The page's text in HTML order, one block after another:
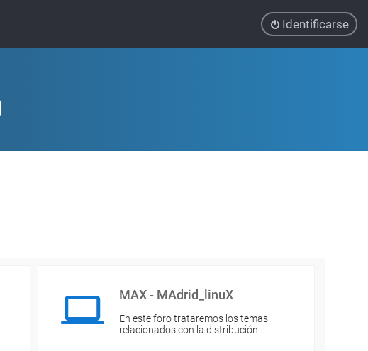
Identificarse
MAX - MAdrid_linuX
En este foro trataremos los temas
relacionados con la distribución…